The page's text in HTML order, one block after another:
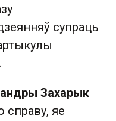
супраць
Захарык
справу, яе